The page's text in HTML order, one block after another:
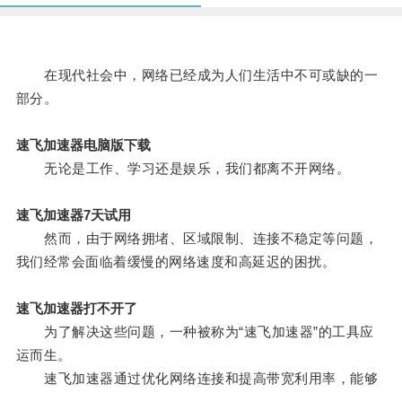
在现代社会中，网络已经成为人们生活中不可或缺的一
部分。
速飞加速器电脑版下载
无论是工作、学习还是娱乐，我们都离不开网络。
速飞加速器7天试用
然而，由于网络拥堵、区域限制、连接不稳定等问题，
我们经常会面临着缓慢的网络速度和高延迟的困扰。
速飞加速器打不开了
为了解决这些问题，一种被称为“速飞加速器”的工具应
运而生。
速飞加速器通过优化网络连接和提高带宽利用率，能够